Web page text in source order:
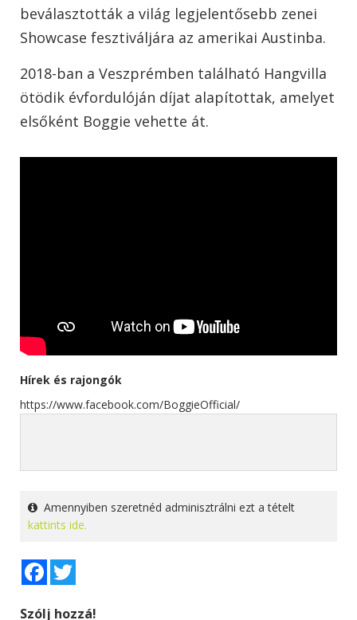
beválasztották a világ legjelentősebb zenei
Showcase fesztiváljára az amerikai Austinba.
2018-ban a Veszprémben található Hangvilla
ötödik évfordulóján díjat alapítottak, amelyet
elsőként Boggie vehette át.
Hírek és rajongók
https://www.facebook.com/BoggieOfficial/
Amennyiben szeretnéd adminisztrálni ezt a tételt
kattints ide.
Facebook
Szólj hozzá!